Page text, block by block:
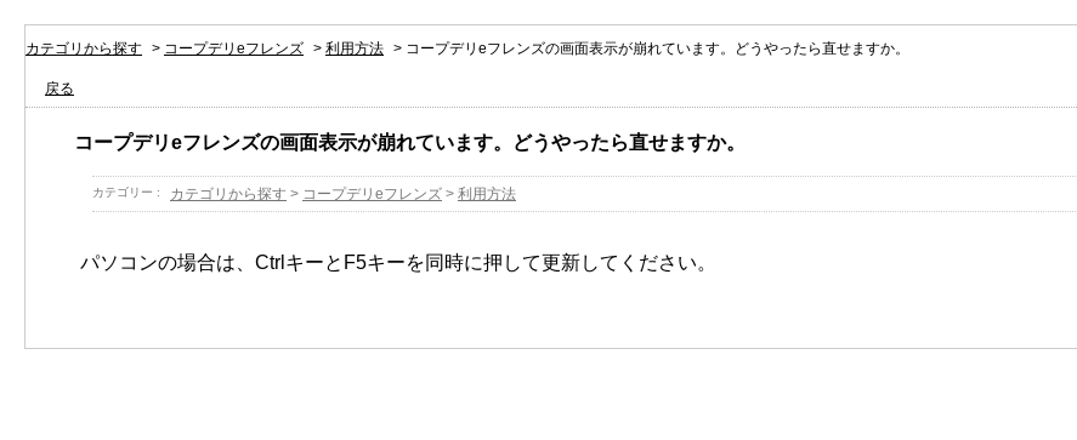
カテゴリから探す > コープデリeフレンズ > 利用方法 > コープデリeフレンズの画面表示が崩れています。どうやったら直せますか。
戻る
コープデリeフレンズの画面表示が崩れています。どうやったら直せますか。
カテゴリー : カテゴリから探す > コープデリeフレンズ > 利用方法
パソコンの場合は、 CtrlキーとF5キーを同時に押して更新してください。